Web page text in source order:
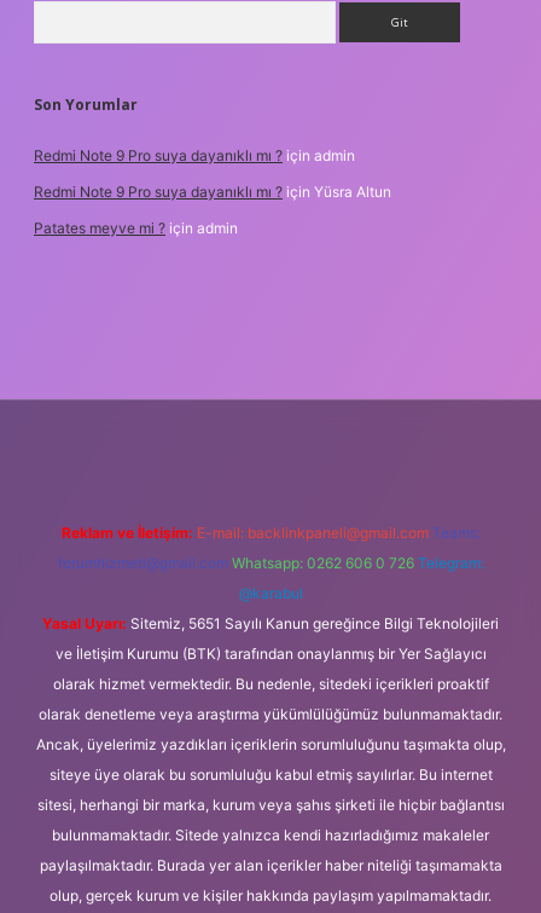
Son Yorumlar
Redmi Note 9 Pro suya dayanıklı mı ? için admin
Redmi Note 9 Pro suya dayanıklı mı ? için Yüsra Altun
Patates meyve mi ? için admin
Reklam ve İletişim: E-mail: backlinkpaneli@gmail.com Teams:
forumhizmeti@gmail.com Whatsapp: 0262 606 0 726 Telegram:
@karabul
Yasal Uyarı: Sitemiz, 5651 Sayılı Kanun gereğince Bilgi Teknolojileri
ve İletişim Kurumu (BTK) tarafından onaylanmış bir Yer Sağlayıcı
olarak hizmet vermektedir. Bu nedenle, sitedeki içerikleri proaktif
olarak denetleme veya araştırma yükümlülüğümüz bulunmamaktadır.
Ancak, üyelerimiz yazdıkları içeriklerin sorumluluğunu taşımakta olup,
siteye üye olarak bu sorumluluğu kabul etmiş sayılırlar. Bu internet
sitesi, herhangi bir marka, kurum veya şahıs şirketi ile hiçbir bağlantısı
bulunmamaktadır. Sitede yalnızca kendi hazırladığımız makaleler
paylaşılmaktadır. Burada yer alan içerikler haber niteliği taşımamakta
olup, gerçek kurum ve kişiler hakkında paylaşım yapılmamaktadır.